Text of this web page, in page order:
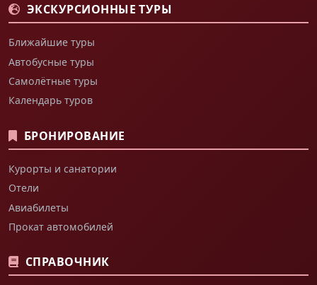
ЭКСКУРСИОННЫЕ ТУРЫ
Ближайшие туры
Автобусные туры
Самолётные туры
Календарь туров
БРОНИРОВАНИЕ
Курорты и санатории
Отели
Авиабилеты
Прокат автомобилей
СПРАВОЧНИК